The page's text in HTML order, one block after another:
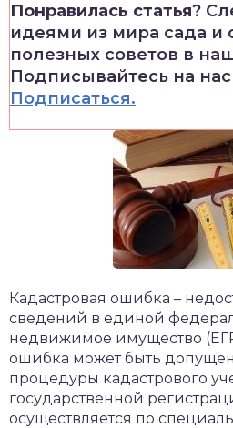
Понравилась статья?
идеями из мира сада и
полезных советов в
Подписывайтесь на нас
Подписаться.
Кадастровая ошибка –
сведений в единой
недвижимое имущество
ошибка может быть
процедуры кадастрового
государственной
осуществляется по